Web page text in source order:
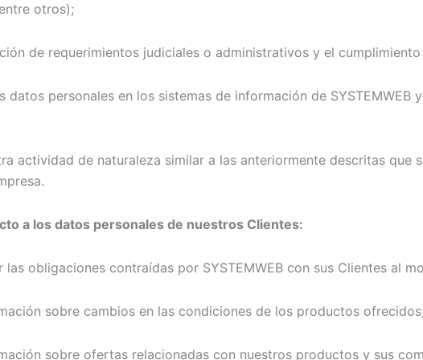
otros);
de requerimientos judiciales o administrativos y el
datos personales en los sistemas de información de SYSTEMWEB
actividad de naturaleza similar a las anteriormente descritas que
a los datos personales de nuestros Clientes:
las obligaciones contraídas por SYSTEMWEB con sus Clientes al
sobre cambios en las condiciones de los productos
sobre ofertas relacionadas con nuestros productos y sus